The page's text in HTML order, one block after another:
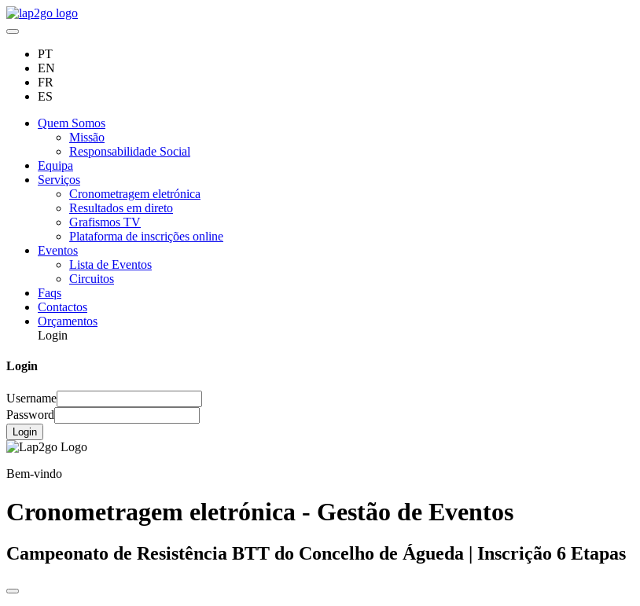
PT
EN
FR
ES
Quem Somos
Missão
Responsabilidade Social
Equipa
Serviços
Cronometragem eletrónica
Resultados em direto
Grafismos TV
Plataforma de inscrições online
Eventos
Lista de Eventos
Circuitos
Faqs
Contactos
Orçamentos
Login
Login
Username
Password
Login
Bem-vindo
Cronometragem eletrónica - Gestão de Eventos
Campeonato de Resistência BTT do Concelho de Águeda | Inscrição 6 Etapas